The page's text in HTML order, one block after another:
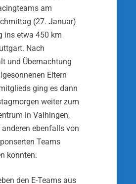
am
(27. Januar)
ins etwa 450 km
Nach
und Übernachtung
Eltern
ging es dann
weiter zum
in Vaihingen,
ebenfalls von
Teams
konnten:
den E-Teams aus